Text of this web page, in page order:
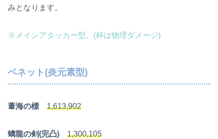
みとなります。
※メインアタッカー型。(杯は物理ダメージ)
ベネット(炎元素型)
葦海の標 1,613,902
螭龍の剣(完凸) 1,300,105